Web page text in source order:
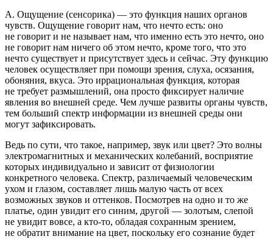
А. Ощущение (сенсорика) — это функция наших органов
чувств. Ощущение говорит нам, что нечто есть: оно
не говорит и не называет нам, что именно есть это нечто, оно
не говорит нам ничего об этом нечто, кроме того, что это
нечто существует и присутствует здесь и сейчас. Эту функцию
человек осуществляет при помощи зрения, слуха, осязания,
обоняния, вкуса. Это иррациональная функция, которая
не требует размышлений, она просто фиксирует наличие
явления во внешней среде. Чем лучше развиты органы чувств,
тем больший спектр информации из внешней среды они
могут зафиксировать.
Ведь по сути, что такое, например, звук или цвет? Это волны
электромагнитных и механических колебаний, восприятие
которых индивидуально и зависит от физиологии
конкретного человека. Спектр, различаемый человеческим
ухом и глазом, составляет лишь малую часть от всех
возможных звуков и оттенков. Посмотрев на одно и то же
платье, один увидит его синим, другой — золотым, слепой
не увидит вовсе, а кто-то, обладая сохранным зрением,
не обратит внимание на цвет, поскольку его сознание будет